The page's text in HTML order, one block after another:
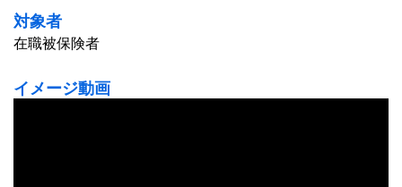
対象者
在職被保険者
イメージ動画